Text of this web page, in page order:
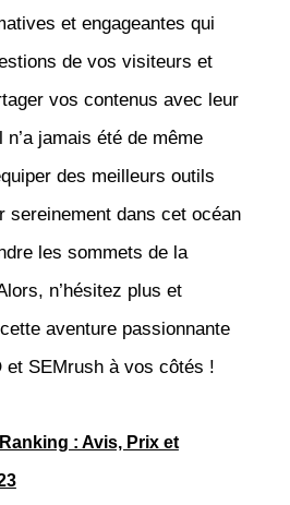
et engageantes qui
de vos visiteurs et
vos contenus avec leur
jamais été de même
des meilleurs outils
sereinement dans cet océan
les sommets de la
n’hésitez plus et
aventure passionnante
et SEMrush à vos côtés !
: Avis, Prix et